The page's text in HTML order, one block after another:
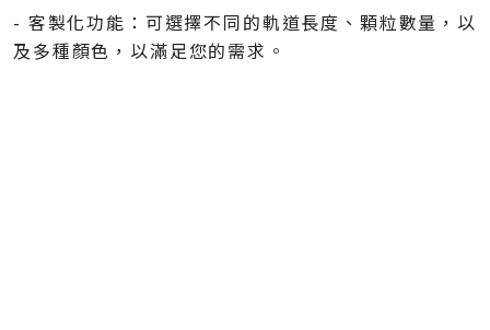
- 客製化功能：可選擇不同的軌道長度、顆粒數量，以
及多種顏色，以滿足您的需求。